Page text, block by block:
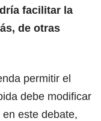
facilitar la
de otras
permitir el
debe modificar
este debate,